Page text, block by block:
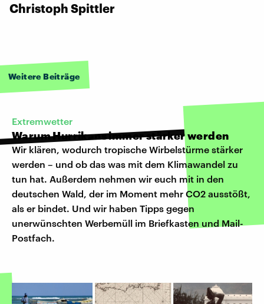
Christoph Spittler
Weitere Beiträge
Extremwetter
Warum Hurrikans immer stärker werden
Wir klären, wodurch tropische Wirbelstürme stärker
werden – und ob das was mit dem Klimawandel zu
tun hat. Außerdem nehmen wir euch mit in den
deutschen Wald, der im Moment mehr CO2 ausstößt,
als er bindet. Und wir haben Tipps gegen
unerwünschten Werbemüll im Briefkasten und Mail-
Postfach.